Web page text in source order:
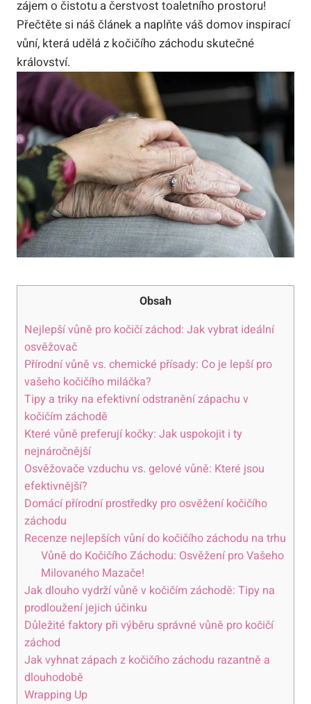
zájem o čistotu a čerstvost toaletního prostoru!
Přečtěte si náš článek a naplňte váš domov inspirací
vůní, která udělá z kočičího záchodu skutečné
království.
Obsah
Nejlepší vůně pro kočičí záchod: Jak vybrat ideální
osvěžovač
Přírodní vůně vs. chemické přísady: Co je lepší pro
vašeho kočičího miláčka?
Tipy a triky na efektivní odstranění zápachu v
kočičím záchodě
Které vůně preferují kočky: Jak uspokojit i ty
nejnáročnější
Osvěžovače vzduchu vs. gelové vůně: Které jsou
efektivnější?
Domácí přírodní prostředky pro osvěžení kočičího
záchodu
Recenze nejlepších vůní do kočičího záchodu na trhu
Vůně do Kočičího Záchodu: Osvěžení pro Vašeho
Milovaného Mazače!
Jak dlouho vydrží vůně v kočičím záchodě: Tipy na
prodloužení jejich účinku
Důležité faktory při výběru správné vůně pro kočičí
záchod
Jak vyhnat zápach z kočičího záchodu razantně a
dlouhodobě
Wrapping Up